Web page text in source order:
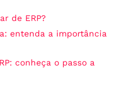
de ERP?
entenda a importância
conheça o passo a